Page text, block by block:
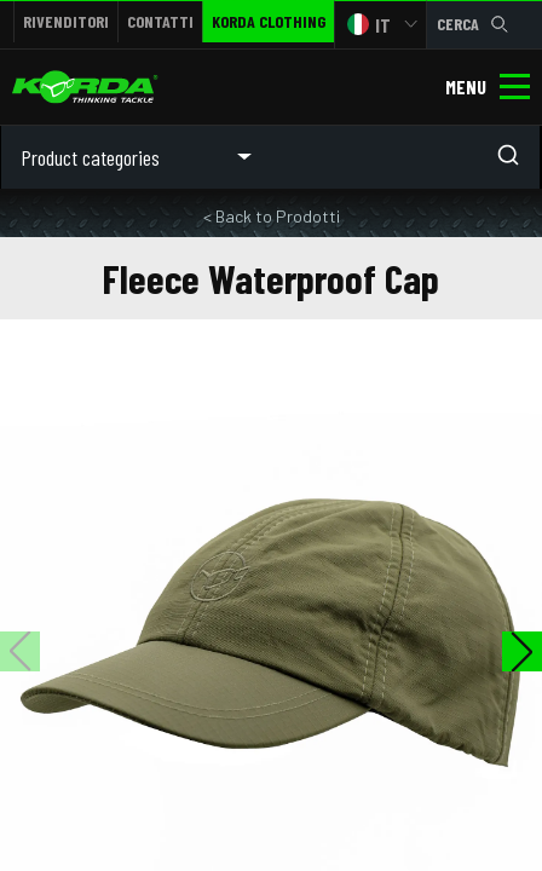
RIVENDITORI CONTATTI KORDA CLOTHING IT CERCA
MENU
Product categories
< Back to Prodotti
Fleece Waterproof Cap